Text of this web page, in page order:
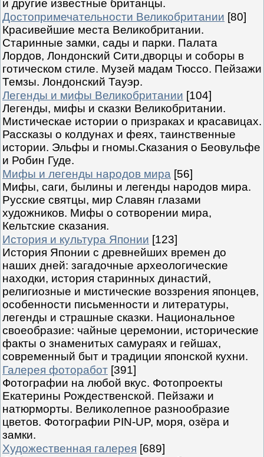
и другие известные британцы.
Достопримечательности Великобритании [80]
Красивейшие места Великобритании.
Старинные замки, сады и парки. Палата
Лордов, Лондонский Сити,дворцы и соборы в
готическом стиле. Музей мадам Тюссо. Пейзажи
Темзы. Лондонский Тауэр.
Легенды и мифы Великобритании [104]
Легенды, мифы и сказки Великобритании.
Мистическае истории о призраках и красавицах.
Рассказы о колдунах и феях, таинственные
истории. Эльфы и гномы.Сказания о Беовульфе
и Робин Гуде.
Мифы и легенды народов мира [56]
Мифы, саги, былины и легенды народов мира.
Русские святцы, мир Славян глазами
художников. Мифы о сотворении мира,
Кельтские сказания.
История и культура Японии [123]
История Японии с древнейших времен до
наших дней: загадочные археологические
находки, история старинных династий,
религиозные и мистические воззрения японцев,
особенности письменности и литературы,
легенды и страшные сказки. Национальное
своеобразие: чайные церемонии, исторические
факты о знаменитых самураях и гейшах,
современный быт и традиции японской кухни.
Галерея фоторабот [391]
Фотографии на любой вкус. Фотопроекты
Екатерины Рождественской. Пейзажи и
натюрморты. Великолепное разнообразие
цветов. Фотографии PIN-UP, моря, озёра и
замки.
Художественная галерея [689]